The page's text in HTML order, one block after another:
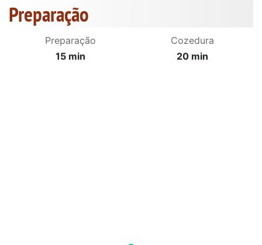
Preparação
Preparação
15 min
Cozedura
20 min